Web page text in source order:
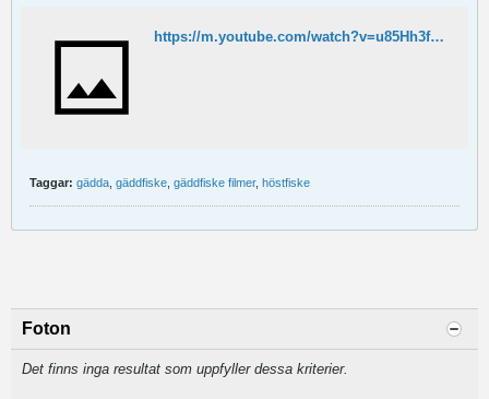
https://m.youtube.com/watch?v=u85Hh3fh-ns
Taggar: gädda gäddfiske gäddfiske filmer, höstfiske
Foton
Det finns inga resultat som uppfyller dessa kriterier.